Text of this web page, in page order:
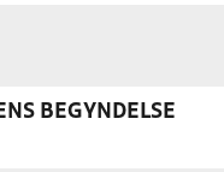
BEGYNDELSE